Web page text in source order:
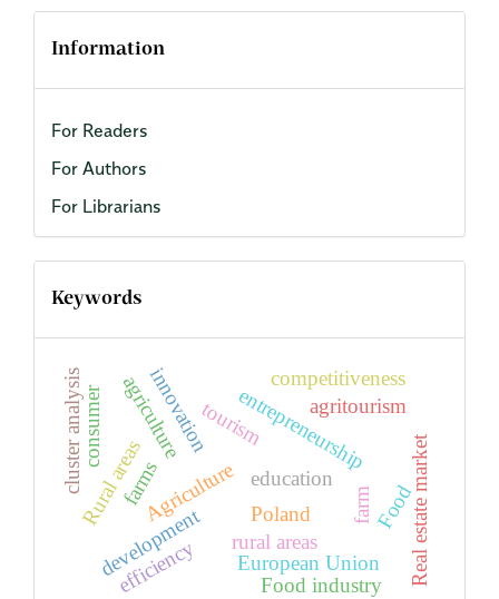
Information
For Readers
For Authors
For Librarians
Keywords
Poland
rural areas
tourism
Agriculture
entrepreneurship
agriculture
European Union
Rural areas
Food industry
competitiveness
development
consumer agritourism
education
farm
innovation
efficiency
farms Real estate market
cluster analysis
Food